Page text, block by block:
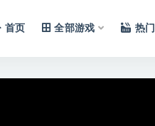
首页 全部游戏 热